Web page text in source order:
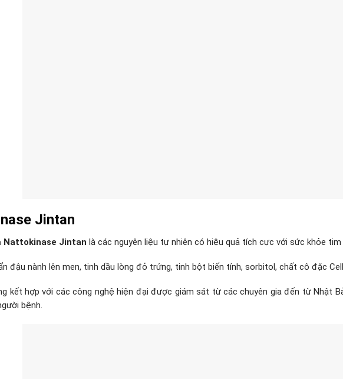
Jintan
Nattokinase Jintan là các nguyên liệu tự nhiên có hiệu quả tích cực với sức khỏe
đậu nành lên men, tinh dầu lòng đỏ trứng, tinh bột biến tính, sorbitol, chất cô đặc
kết hợp với các công nghệ hiện đại được giám sát từ các chuyên gia đến từ Nhật
bệnh.